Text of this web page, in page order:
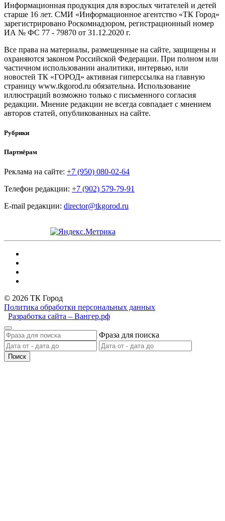
Информационная продукция для взрослых читателей и детей
старше 16 лет. СМИ «Информационное агентство «ТК Город»
зарегистрировано Роскомнадзором, регистрационный номер
ИА № ФС 77 - 79870 от 31.12.2020 г.
Все права на материалы, размещенные на сайте, защищены и
охраняются законом Российской Федерации. При полном или
частичном использовании аналитики, интервью, или
новостей ТК «ГОРОД» активная гиперссылка на главную
страницу www.tkgorod.ru обязательна. Использование
иллюстраций возможно только с письменного согласия
редакции. Мнение редакции не всегда совпадает с мнением
авторов статей, опубликованных на сайте.
Рубрики
Партнёрам
Реклама на сайте: +7 (950) 080-02-64
Телефон редакции: +7 (902) 579-79-91
E-mail редакции: director@tkgorod.ru
© 2026 ТК Город
Политика обработки персональных данных
Разработка сайта – Вангер.рф
Фраза для поиска
Поиск